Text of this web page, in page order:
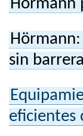
Hörmann
sin
eficientes